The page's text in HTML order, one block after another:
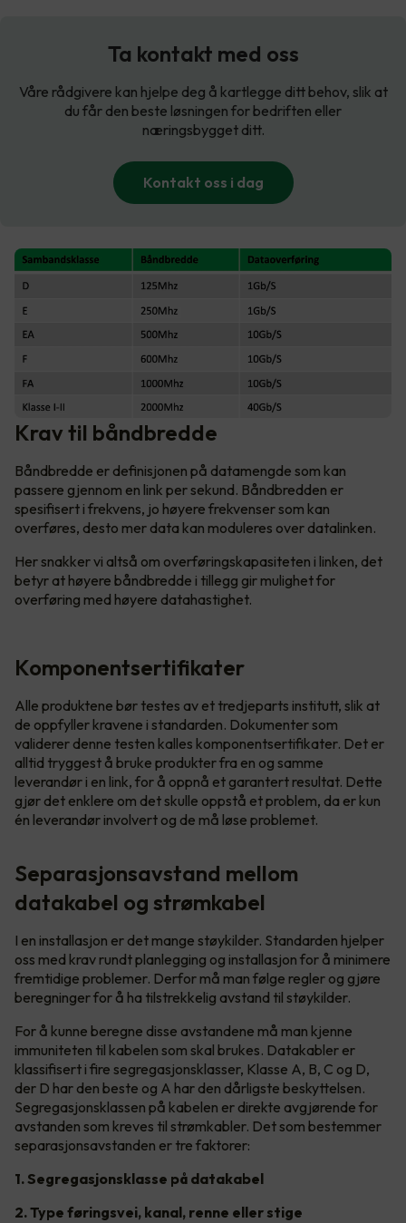
Ta kontakt med oss
Våre rådgivere kan hjelpe deg å kartlegge ditt behov, slik at
du får den beste løsningen for bedriften eller
næringsbygget ditt.
Kontakt oss i dag
Krav til båndbredde
Båndbredde er definisjonen på datamengde som kan
passere gjennom en link per sekund. Båndbredden er
spesifisert i frekvens, jo høyere frekvenser som kan
overføres, desto mer data kan moduleres over datalinken.
Her snakker vi altså om overføringskapasiteten i linken, det
betyr at høyere båndbredde i tillegg gir mulighet for
overføring med høyere datahastighet.
Komponentsertifikater
Alle produktene bør testes av et tredjeparts institutt, slik at
de oppfyller kravene i standarden. Dokumenter som
validerer denne testen kalles komponentsertifikater. Det er
alltid tryggest å bruke produkter fra en og samme
leverandør i en link, for å oppnå et garantert resultat. Dette
gjør det enklere om det skulle oppstå et problem, da er kun
én leverandør involvert og de må løse problemet.
Separasjonsavstand mellom
datakabel og strømkabel
I en installasjon er det mange støykilder. Standarden hjelper
oss med krav rundt planlegging og installasjon for å minimere
fremtidige problemer. Derfor må man følge regler og gjøre
beregninger for å ha tilstrekkelig avstand til støykilder.
For å kunne beregne disse avstandene må man kjenne
immuniteten til kabelen som skal brukes. Datakabler er
klassifisert i fire segregasjonsklasser, Klasse A, B, C og D,
der D har den beste og A har den dårligste beskyttelsen.
Segregasjonsklassen på kabelen er direkte avgjørende for
avstanden som kreves til strømkabler. Det som bestemmer
separasjonsavstanden er tre faktorer:
1. Segregasjonsklasse på datakabel
2. Type føringsvei, kanal, renne eller stige